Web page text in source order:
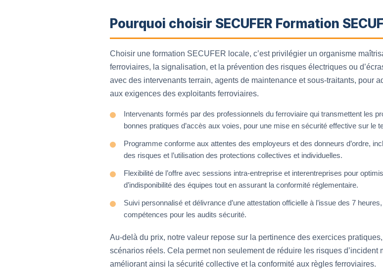
Pourquoi choisir SECUFER Formation
Choisir une formation SECUFER locale, c’est privilégier un organisme
ferroviaires, la signalisation, et la prévention des risques électriques ou
avec des intervenants terrain, agents de maintenance et sous-traitants, pour
aux exigences des exploitants ferroviaires.
Intervenants formés par des professionnels du ferroviaire qui transmettent les
bonnes pratiques d’accès aux voies, pour une mise en sécurité effective sur le
Programme conforme aux attentes des employeurs et des donneurs d’ordre,
des risques et l’utilisation des protections collectives et individuelles.
Flexibilité de l’offre avec sessions intra-entreprise et interentreprises pour
d’indisponibilité des équipes tout en assurant la conformité réglementaire.
Suivi personnalisé et délivrance d’une attestation officielle à l’issue des 7
compétences pour les audits sécurité.
Au-delà du prix, notre valeur repose sur la pertinence des exercices
scénarios réels. Cela permet non seulement de réduire les risques
améliorant ainsi la sécurité collective et la conformité aux règles ferroviaires.